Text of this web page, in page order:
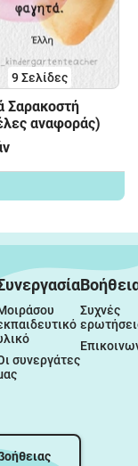
9Σελίδες
Σαρακοστή
αναφοράς)
συνεργάτες
Συχνές